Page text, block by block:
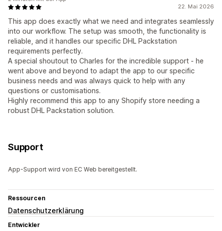
22. Mai 2026
This app does exactly what we need and integrates seamlessly
into our workflow. The setup was smooth, the functionality is
reliable, and it handles our specific DHL Packstation
requirements perfectly.
A special shoutout to Charles for the incredible support - he
went above and beyond to adapt the app to our specific
business needs and was always quick to help with any
questions or customisations.
Highly recommend this app to any Shopify store needing a
robust DHL Packstation solution.
Support
App-Support wird von EC Web bereitgestellt.
Ressourcen
Datenschutzerklärung
Entwickler